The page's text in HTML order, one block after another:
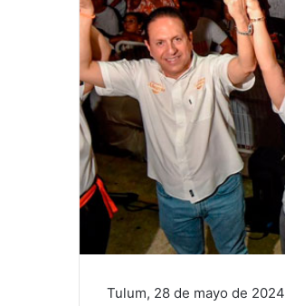
Tulum, 28 de mayo de 2024